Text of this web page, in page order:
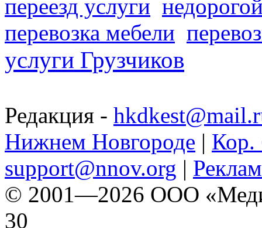
переезд услуги
перевозка мебели
услуги Грузчиков
Редакция -
Нижнем Новгороде | Кор.
support@nnov.org |
© 2001—2026 ООО
30